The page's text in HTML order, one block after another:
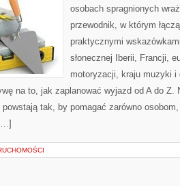
osobach spragnionych
przewodnik, w którym
praktycznymi
słonecznej Iberii, Francji,
motoryzacji, kraju muzyki
na to, jak zaplanować wyjazd od A do Z.
tak, by pomagać zarówno osobom,